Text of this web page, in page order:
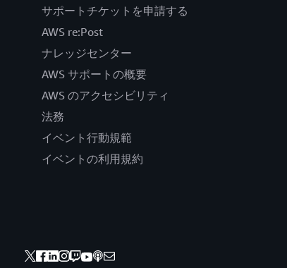
サポートチケットを申請する
AWS re:Post
ナレッジセンター
AWS サポートの概要
AWS のアクセシビリティ
法務
イベント行動規範
イベントの利用規約